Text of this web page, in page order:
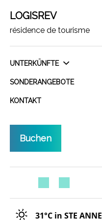
LOGISREV
résidence de tourisme
UNTERKÜNFTE
SONDERANGEBOTE
KONTAKT
Buchen
31°C in STE ANNE